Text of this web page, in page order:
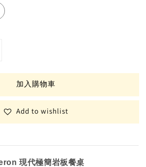
加入購物車
Add to wishlist
現代極簡岩板餐桌